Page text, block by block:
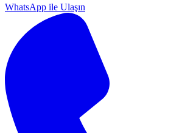
WhatsApp ile Ulaşın